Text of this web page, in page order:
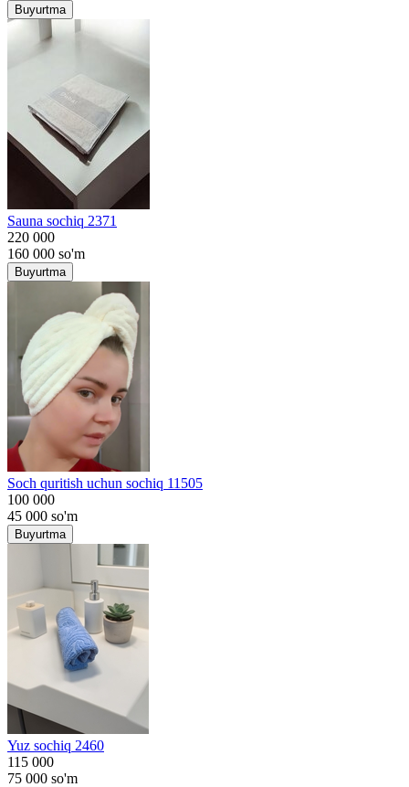
Buyurtma
Sauna sochiq 2371
220 000
160 000 so'm
Buyurtma
Soch quritish uchun sochiq 11505
100 000
45 000 so'm
Buyurtma
Yuz sochiq 2460
115 000
75 000 so'm